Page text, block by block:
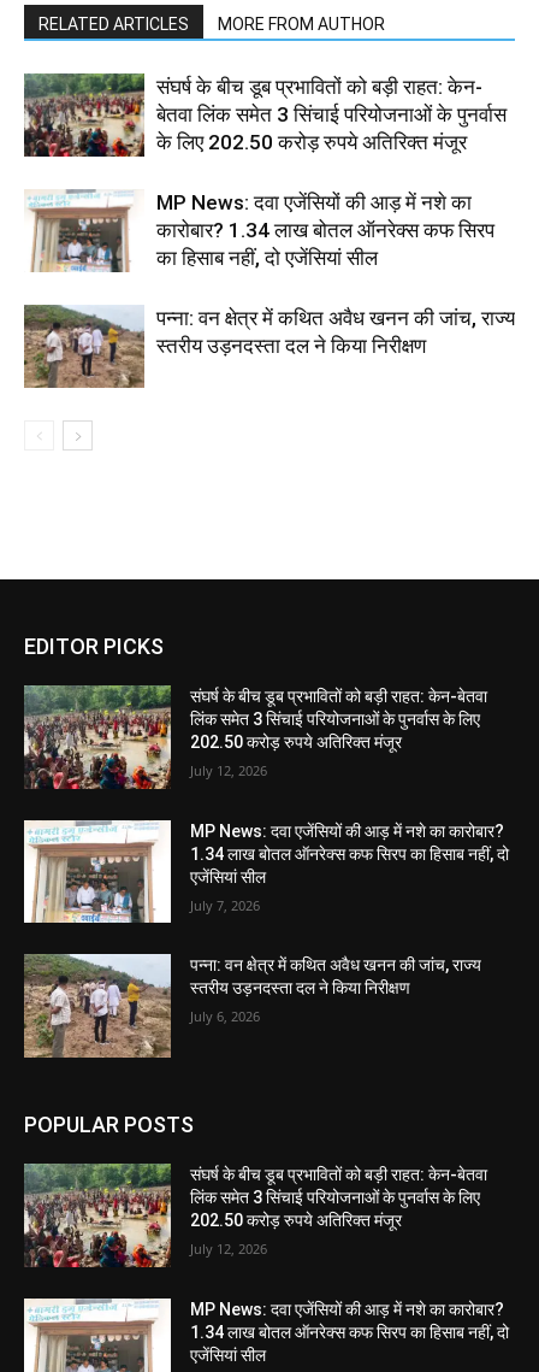
RELATED ARTICLES MORE FROM AUTHOR
संघर्ष के बीच डूब प्रभावितों को बड़ी राहत: केन-
बेतवा लिंक समेत 3 सिंचाई परियोजनाओं के पुनर्वास
के लिए 202.50 करोड़ रुपये अतिरिक्त मंजूर
MP News: दवा एजेंसियों की आड़ में नशे का
कारोबार? 1.34 लाख बोतल ऑनरेक्स कफ सिरप
का हिसाब नहीं, दो एजेंसियां सील
पन्ना: वन क्षेत्र में कथित अवैध खनन की जांच, राज्य
स्तरीय उड़नदस्ता दल ने किया निरीक्षण
EDITOR PICKS
संघर्ष के बीच डूब प्रभावितों को बड़ी राहत: केन-बेतवा
लिंक समेत 3 सिंचाई परियोजनाओं के पुनर्वास के लिए
202.50 करोड़ रुपये अतिरिक्त मंजूर
July 12, 2026
MP News: दवा एजेंसियों की आड़ में नशे का कारोबार?
1.34 लाख बोतल ऑनरेक्स कफ सिरप का हिसाब नहीं, दो
एजेंसियां सील
July 7, 2026
पन्ना: वन क्षेत्र में कथित अवैध खनन की जांच, राज्य
स्तरीय उड़नदस्ता दल ने किया निरीक्षण
July 6, 2026
POPULAR POSTS
संघर्ष के बीच डूब प्रभावितों को बड़ी राहत: केन-बेतवा
लिंक समेत 3 सिंचाई परियोजनाओं के पुनर्वास के लिए
202.50 करोड़ रुपये अतिरिक्त मंजूर
July 12, 2026
MP News: दवा एजेंसियों की आड़ में नशे का कारोबार?
1.34 लाख बोतल ऑनरेक्स कफ सिरप का हिसाब नहीं, दो
एजेंसियां सील